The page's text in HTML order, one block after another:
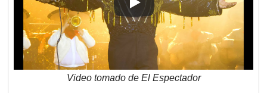
Video tomado de El Espectador